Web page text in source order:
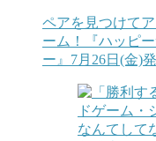
ペアを見つけて
ーム！『ハッピ
ー』7月26日(金)